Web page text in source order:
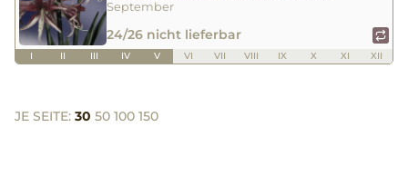
September
24/26 nicht lieferbar
I II III IV V VI VII VIII IX X XI XII
JE SEITE: 30 50 100 150